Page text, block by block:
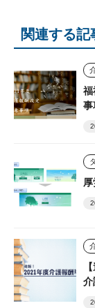
関連する記
事
介